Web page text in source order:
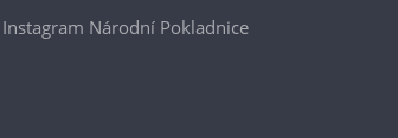
Instagram Národní Pokladnice